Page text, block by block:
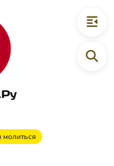
молиться